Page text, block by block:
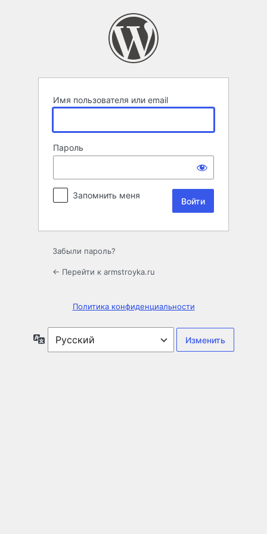
Имя пользователя или email
Пароль
Запомнить меня
Забыли пароль?
← Перейти к armstroyka.ru
Политика конфиденциальности
Язык